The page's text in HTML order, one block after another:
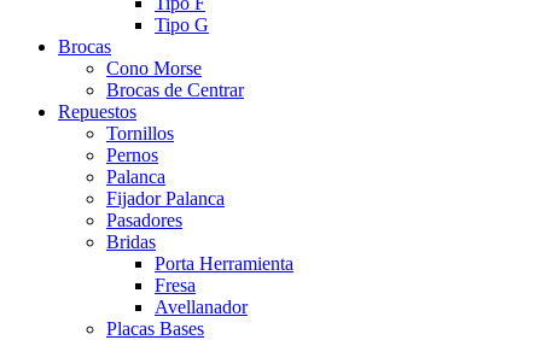
Tipo G
Brocas
Cono Morse
Brocas de Centrar
Repuestos
Tornillos
Pernos
Palanca
Fijador Palanca
Pasadores
Bridas
Porta Herramienta
Fresa
Avellanador
Placas Bases